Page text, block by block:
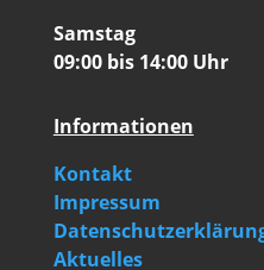
Samstag
09:00 bis 14:00 Uhr
Informationen
Kontakt
Impressum
Aktuelles